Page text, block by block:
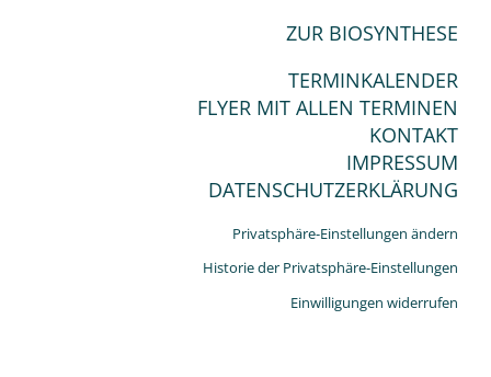
ZUR BIOSYNTHESE
TERMINKALENDER
FLYER MIT ALLEN TERMINEN
KONTAKT
IMPRESSUM
DATENSCHUTZERKLÄRUNG
Privatsphäre-Einstellungen ändern
Historie der Privatsphäre-Einstellungen
Einwilligungen widerrufen